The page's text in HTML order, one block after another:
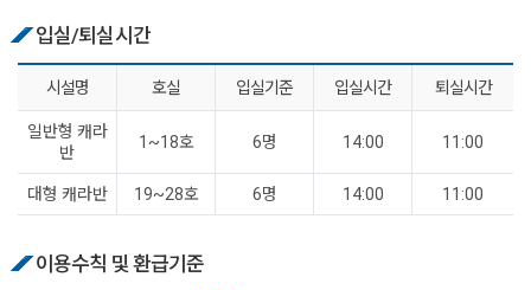
입실/퇴실시간
시설명 호실 입실기준 입실시간 퇴실시간
일반형 캐라
반
1~18호 6명 14:00 11:00
대형 캐라반 19~28호 6명 14:00 11:00
이용수칙 및 환급기준